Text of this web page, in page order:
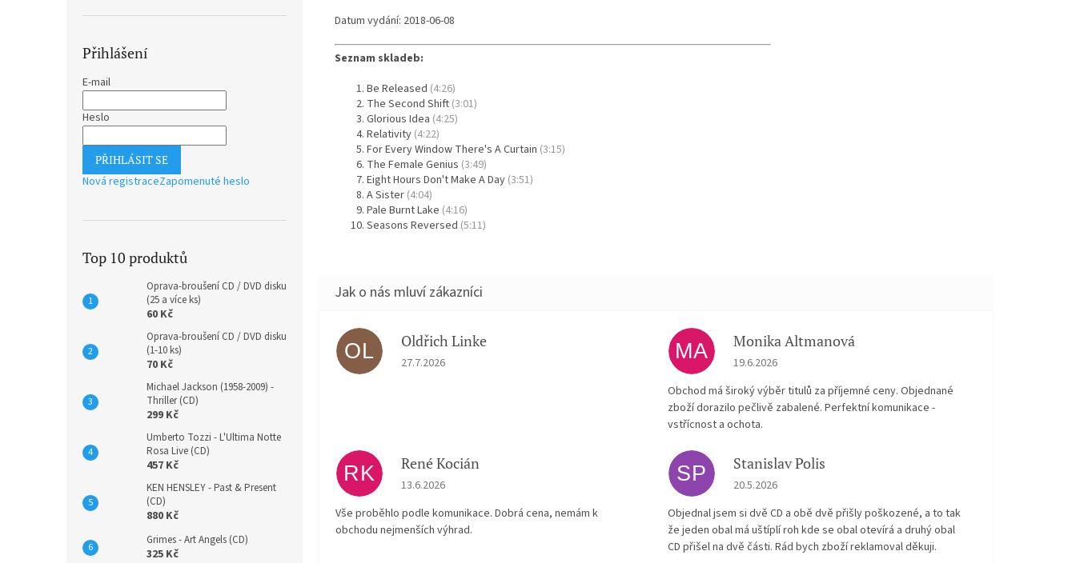
Přihlášení
E-mail
Heslo
PŘIHLÁSIT SE
Nová registraceZapomenuté heslo
Top 10 produktů
Oprava-broušení CD / DVD disku
(25 a více ks)
60 Kč
Oprava-broušení CD / DVD disku
(1-10 ks)
70 Kč
Michael Jackson (1958-2009) -
Thriller (CD)
299 Kč
Umberto Tozzi - L'Ultima Notte
Rosa Live (CD)
457 Kč
KEN HENSLEY - Past & Present
(CD)
880 Kč
Grimes - Art Angels (CD)
325 Kč
Datum vydání: 2018-06-08
Seznam skladeb:
Be Released (4:26)
The Second Shift (3:01)
Glorious Idea (4:25)
Relativity (4:22)
For Every Window There's A Curtain (3:15)
The Female Genius (3:49)
Eight Hours Don't Make A Day (3:51)
A Sister (4:04)
Pale Burnt Lake (4:16)
Seasons Reversed (5:11)
OL Oldřich Linke
Hodnocení obchodu je 5 z 5 hvězdiček.
27.7.2026 MA Monika Altmanová
Hodnocení obchodu je 5 z 5 hvězdiček.
19.6.2026
Obchod má široký výběr titulů za příjemné ceny. Objednané
zboží dorazilo pečlivě zabalené. Perfektní komunikace -
vstřícnost a ochota.
RK René Kocián
Hodnocení obchodu je 5 z 5 hvězdiček.
13.6.2026
Vše proběhlo podle komunikace. Dobrá cena, nemám k
obchodu nejmenších výhrad.
SP Stanislav Polis
Hodnocení obchodu je 2 z 5 hvězdiček.
20.5.2026
Objednal jsem si dvě CD a obě dvě přišly poškozené, a to tak
že jeden obal má uštíplí roh kde se obal otevírá a druhý obal
CD přišel na dvě části. Rád bych zboží reklamoval děkuji.